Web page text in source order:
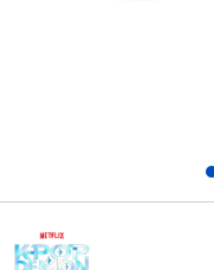
戶外及運動用品
派對用品
NERF熱火